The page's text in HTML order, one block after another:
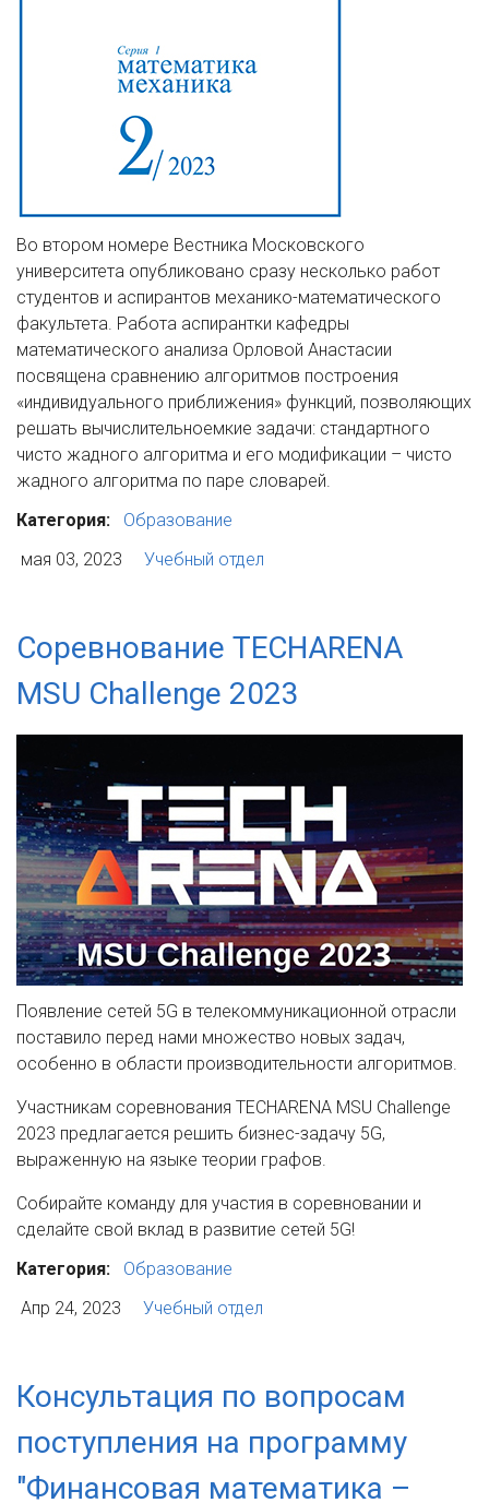
Во втором номере Вестника Московского
университета опубликовано сразу несколько работ
студентов и аспирантов механико-математического
факультета. Работа аспирантки кафедры
математического анализа Орловой Анастасии
посвящена сравнению алгоритмов построения
«индивидуального приближения» функций, позволяющих
решать вычислительноемкие задачи: стандартного
чисто жадного алгоритма и его модификации – чисто
жадного алгоритма по паре словарей.
Категория:
Образование
мая 03, 2023
Учебный отдел
Соревнование TECHARENA
MSU Challenge 2023
Появление сетей 5G в телекоммуникационной отрасли
поставило перед нами множество новых задач,
особенно в области производительности алгоритмов.
Участникам соревнования TECHARENA MSU Challenge
2023 предлагается решить бизнес-задачу 5G,
выраженную на языке теории графов.
Собирайте команду для участия в соревновании и
сделайте свой вклад в развитие сетей 5G!
Категория:
Образование
Апр 24, 2023
Учебный отдел
Консультация по вопросам
поступления на программу
"Финансовая математика –